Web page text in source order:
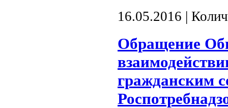
16.05.2016 |
Обращение
гражданским